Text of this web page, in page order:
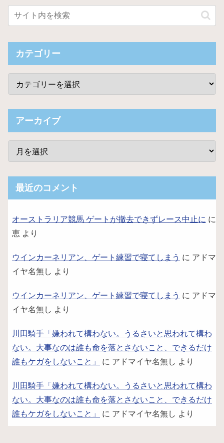
カテゴリー
アーカイブ
最近のコメント
オーストラリア競馬 ゲートが撤去できずレース中止に に
恵 より
ウインカーネリアン、ゲート練習で寝てしまう に アドマ
イヤ名無し より
ウインカーネリアン、ゲート練習で寝てしまう に アドマ
イヤ名無し より
川田騎手「嫌われて構わない。うるさいと思われて構わ
ない。大事なのは誰も命を落とさないこと、できるだけ
誰もケガをしないこと」
に アドマイヤ名無し より
川田騎手「嫌われて構わない。うるさいと思われて構わ
ない。大事なのは誰も命を落とさないこと、できるだけ
誰もケガをしないこと」
に アドマイヤ名無し より